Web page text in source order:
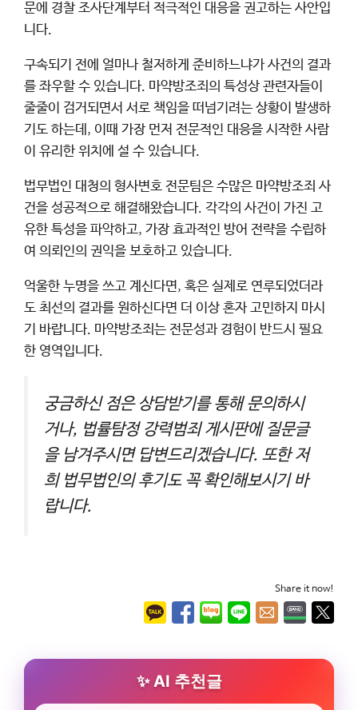
문에 경찰 조사단계부터 적극적인 대응을 권고하는 사안입
니다.
구속되기 전에 얼마나 철저하게 준비하느냐가 사건의 결과
를 좌우할 수 있습니다. 마약방조죄의 특성상 관련자들이
줄줄이 검거되면서 서로 책임을 떠넘기려는 상황이 발생하
기도 하는데, 이때 가장 먼저 전문적인 대응을 시작한 사람
이 유리한 위치에 설 수 있습니다.
법무법인 대청의 형사변호 전문팀은 수많은 마약방조죄 사
건을 성공적으로 해결해왔습니다. 각각의 사건이 가진 고
유한 특성을 파악하고, 가장 효과적인 방어 전략을 수립하
여 의뢰인의 권익을 보호하고 있습니다.
억울한 누명을 쓰고 계신다면, 혹은 실제로 연루되었더라
도 최선의 결과를 원하신다면 더 이상 혼자 고민하지 마시
기 바랍니다. 마약방조죄는 전문성과 경험이 반드시 필요
한 영역입니다.
궁금하신 점은 상담받기를 통해 문의하시
거나, 법률탐정 강력범죄 게시판에 질문글
을 남겨주시면 답변드리겠습니다. 또한 저
희 법무법인의 후기도 꼭 확인해보시기 바
랍니다.
Share it now!
AI 추천글